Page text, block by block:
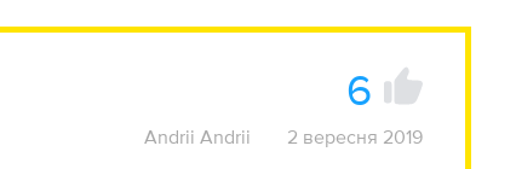
6
Andrii Andrii 2 вересня 2019